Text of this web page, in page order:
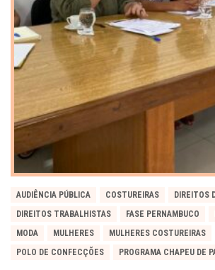
AUDIÊNCIA PÚBLICA COSTUREIRAS
DIREITOS
DIREITOS TRABALHISTAS
FASE PERNAMBUCO
MODA
MULHERES MULHERES COSTUREIRAS
POLO DE CONFECÇÕES
PROGRAMA CHAPEU DE